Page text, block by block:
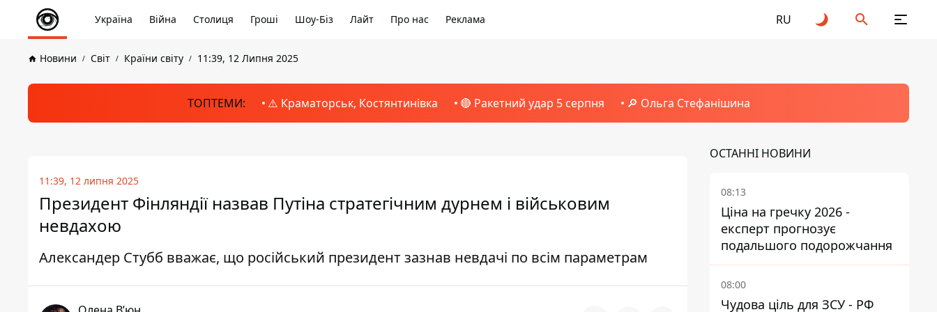
Україна Війна Столиця Гроші Шоу-Біз Лайт Про нас Реклама RU
Новини Світ Країни світу 11:39, 12 Липня 2025
ТОПТЕМИ: ⚠️ Краматорськ, Костянтинівка 🔴 Ракетний удар 5 серпня 🔎 Ольга Стефанішина
11:39, 12 липня 2025
Президент Фінляндії назвав Путіна стратегічним дурнем і військовим
невдахою
Александер Стубб вважає, що російський президент зазнав невдачі по всім параметрам
ОСТАННІ НОВИНИ
08:13
Ціна на гречку 2026 -
експерт прогнозує
подальшого подорожчання
08:00
Чудова ціль для ЗСУ - РФ